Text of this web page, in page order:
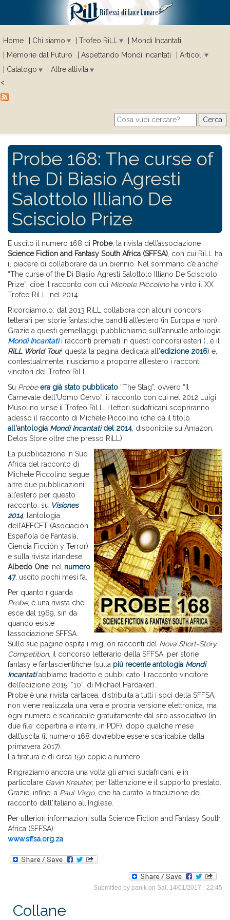
Home Chi siamo Trofeo RiLL
Mondi Incantati
Memorie dal Futuro
Aspettando Mondi Incantati
Articoli
Catalogo
Altre attività
<
Search form
Cerca
Probe 168: The curse of
the Di Biasio Agresti
Salottolo Illiano De
Scisciolo Prize
È uscito il numero 168 di Probe, la rivista dell’associazione
Science Fiction and Fantasy South Africa (SFFSA) , con cui RiLL ha
il piacere di collaborare da un biennio. Nel sommario c’è anche
“The curse of the Di Biasio Agresti Salottolo Illiano De Scisciolo
Prize”, cioè il racconto con cui Michele Piccolinoha vinto il XX
Trofeo RiLL, nel 2014.
Ricordiamolo: dal 2013 RiLL collabora con alcuni concorsi
letterari per storie fantastiche banditi all’estero (in Europa e non).
Grazie a questi gemellaggi, pubblichiamo sull'annuale antologia
Mondi Incantatii racconti premiati in questi concorsi esteri (...è il
RiLL World Tour! questa la pagina dedicata all'edizione 2016) e,
contestualmente, riusciamo a proporre all’estero i racconti
vincitori del Trofeo RiLL.
Su Probe era già stato pubblicato “The Stag”, ovvero “Il
Carnevale dell'Uomo Cervo”, il racconto con cui nel 2012 Luigi
Musolino vinse il Trofeo RiLL. I lettori sudafricani scopriranno
adesso il racconto di Michele Piccolino (che dà il titolo
all'antologia Mondi Incantatidel 2014 , disponibile su Amazon,
Delos Store oltre che presso RiLL).
La pubblicazione in Sud
Africa del racconto di
Michele Piccolino segue
altre due pubblicazioni
all’estero per questo
racconto: su Visiones
2014, l’antologia
dell’AEFCFT (Asociación
Española de Fantasía,
Ciencia Ficción y Terror)
e sulla rivista irlandese
Albedo One, nel numero
47, uscito pochi mesi fa.
Per quanto riguarda
Probe, è una rivista che
esce dal 1969, sin da
quando esiste
l’associazione SFFSA.
Sulle sue pagine ospita i migliori racconti del Nova Short-Story
Competition, il concorso letterario della SFFSA, per storie
fantasy e fantascientifiche (sulla più recente antologia Mondi
Incantatiabbiamo tradotto e pubblicato il racconto vincitore
dell’edizione 2015: “10”, di Michael Hardaker).
Probe è una rivista cartacea, distribuita a tutti i soci della SFFSA;
non viene realizzata una vera e propria versione elettronica, ma
ogni numero è scaricabile gratuitamente dal sito associativo (in
due file: copertina e interni, in PDF), dopo qualche mese
dall’uscita (il numero 168 dovrebbe essere scaricabile dalla
primavera 2017).
La tiratura è di circa 150 copie a numero.
Ringraziamo ancora una volta gli amici sudafricani, e in
particolare Gavin Kreuiter, per l’attenzione e il supporto prestato.
Grazie, infine, a Paul Virgo, che ha curato la traduzione del
racconto dall'Italiano all'Inglese.
Per ulteriori informazioni sulla Science Fiction and Fantasy South
Africa (SFFSA):
www.sffsa.org.za
Submitted by panik on Sat, 14/01/2017 - 22:45
Collane